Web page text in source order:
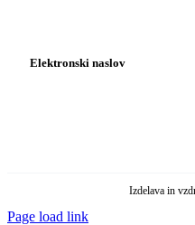
Elektronski naslov
Izdelava in
Page load link